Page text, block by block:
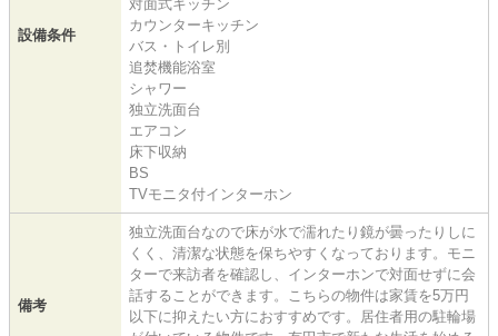
設備条件
対面式キッチン
カウンターキッチン
バス・トイレ別
追焚機能浴室
シャワー
独立洗面台
エアコン
床下収納
BS
TVモニタ付インターホン
備考
独立洗面台なので床が水で濡れたり鏡が曇ったりしに
くく、清潔な状態を保ちやすくなっております。モニ
ターで来訪者を確認し、インターホンで対面せずに会
話することができます。こちらの物件は家賃を5万円
以下に抑えたい方におすすめです。居住者用の駐輪場